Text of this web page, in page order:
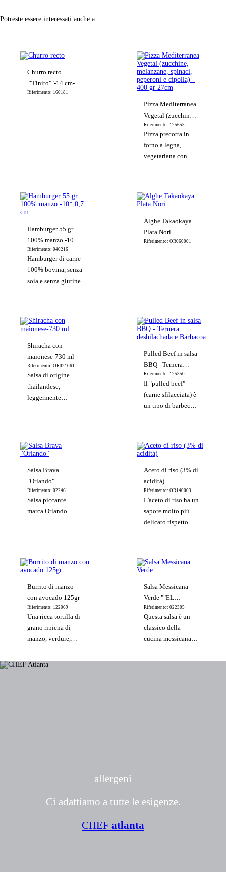
Potreste essere interessati anche a
Churro recto
""Finito""-14 cm-
14 g
Riferimento: 160181
Pizza Mediterranea
Vegetal (zucchine,
melanzane, spinaci,
peperoni e cipolla) -
400 gr 27cm
Riferimento: 125653
Pizza precotta in
forno a legna,
vegetariana con
Hamburger 55 gr.
100% manzo -10*
0,7 cm
Riferimento: 040216
Hamburger di carne
100% bovina, senza
soia e senza glutine.
Alghe Takaokaya
Plata Nori
Riferimento: OR060001
Shiracha con
maionese-730 ml
Riferimento: OR021061
Salsa di origine
thailandese,
leggermente
Pulled Beef in salsa
BBQ - Ternera
deshilachada e
Barbacoa
Riferimento: 125350
Il "pulled beef"
(carne sfilacciata) è
un tipo di barbecue
carne viene cotta a
molto tempo, in
modo da
una carne molto
tenera e saporita.
Salsa Brava
"Orlando"
Riferimento: 022461
Salsa piccante
marca Orlando.
Aceto di riso (3% di
acidità)
Riferimento: OR140003
L'aceto di riso ha un
sapore molto più
delicato rispetto
ottiene dalla
riso e, a differenza
degli aceti
Burrito di manzo
con avocado 125gr
Riferimento: 122069
Una ricca tortilla di
grano ripiena di
manzo, verdure,
e avocado.
Salsa Messicana
Verde ""EL
CHAMAQUITO
Riferimento: 022305
Questa salsa è un
classico della
cucina messicana. È
tomatillos verdi
allergeni
Ci adattiamo a tutte le esigenze.
CHEF atlanta